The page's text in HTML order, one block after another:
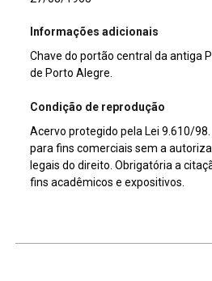
Informações adicionais
Chave do portão central da antiga
de Porto Alegre.
Condição de reprodução
Acervo protegido pela Lei 9.610/
para fins comerciais sem a
legais do direito. Obrigatória a
fins acadêmicos e expositivos.